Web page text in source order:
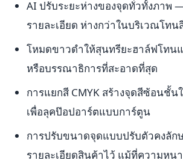
AI ปรับระยะห่างของจุดทั่วทั้งภาพ
รายละเอียด ห่างกว่าในบริเวณโทน
โหมดขาวดำให้สุนทรียะฮาล์ฟโทน
หรือบรรณาธิการที่สะอาดที่สุด
การแยกสี CMYK สร้างจุดสีซ้อนชั้
เพื่อลุคป๊อปอาร์ตแบบการ์ตูน
การปรับขนาดจุดแบบปรับตัวคงลัก
รายละเอียดสินค้าไว้ แม้ที่ความห